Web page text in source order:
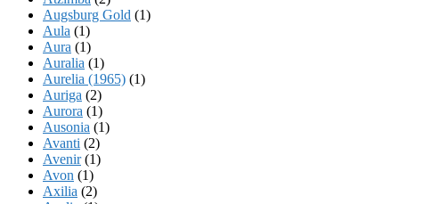
Augsburg Gold (1)
Aula (1)
Aura (1)
Auralia (1)
Aurelia (1965) (1)
Auriga (2)
Aurora (1)
Ausonia (1)
Avanti (2)
Avenir(1)
Avon (1)
Axilia (2)